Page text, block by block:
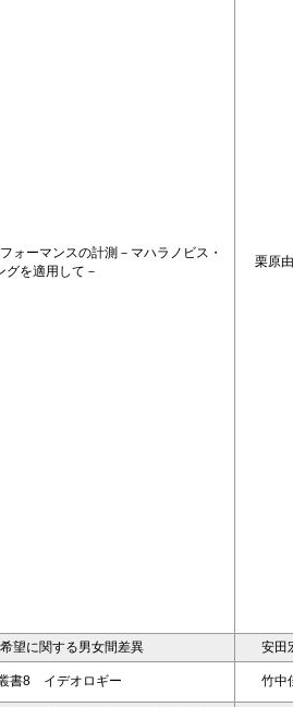
ォーマンスの計測－マハラノビス・
グを適用して－
栗原
望に関する男女間差異 安田
書8 イデオロギー 竹中